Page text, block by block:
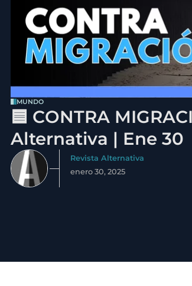
MUNDO
🟦 CONTRA
Alternativa | Ene 30
Revista Alternativa
enero 30, 2025